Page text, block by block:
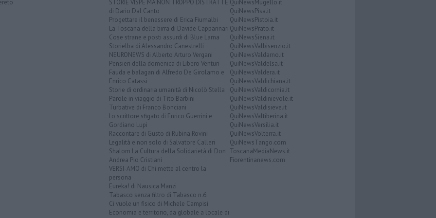
STORIE VISPE MA NON TROPPO DISTRATTE
di Dario Dal Canto
Progettare il benessere di Erica Fiumalbi
La Toscana della birra di Davide Cappannari
Cose strane e posti assurdi di Blue Lama
Storielba di Alessandro Canestrelli
NEURONEWS di Alberto Arturo Vergani
Pensieri della domenica di Libero Venturi
Fauda e balagan di Alfredo De Girolamo e
Enrico Catassi
Storie di ordinaria umanità di Nicolò Stella
Parole in viaggio di Tito Barbini
Turbative di Franco Bonciani
Lo scrittore sfigato di Enrico Guerrini e
Gordiano Lupi
Raccontare di Gusto di Rubina Rovini
Legalità e non solo di Salvatore Calleri
Shalom La Cultura della Solidarietà di Don
Andrea Pio Cristiani
VERSI-AMO di Chi mette al centro la
persona
Eureka! di Nausica Manzi
Tabasco senza filtro di Tabasco n.6
Ci vuole un fisico di Michele Campisi
Economia e territorio, da globale a locale di
QuiNewsMugello.it
QuiNewsPisa.it
QuiNewsPistoia.it
QuiNewsPrato.it
QuiNewsSiena.it
QuiNewsValbisenzio.it
QuiNewsValdarno.it
QuiNewsValdelsa.it
QuiNewsValdera.it
QuiNewsValdichiana.it
QuiNewsValdicornia.it
QuiNewsValdinievole.it
QuiNewsValdisieve.it
QuiNewsValtiberina.it
QuiNewsVersilia.it
QuiNewsVolterra.it
QuiNewsTango.com
ToscanaMediaNews.it
Fiorentinanews.com